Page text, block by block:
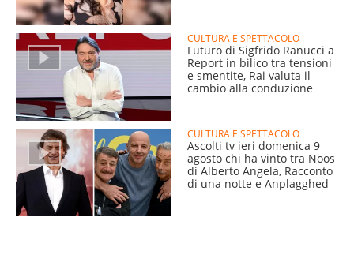
CULTURA E SPETTACOLO
Futuro di Sigfrido Ranucci a
Report in bilico tra tensioni
e smentite, Rai valuta il
cambio alla conduzione
CULTURA E SPETTACOLO
Ascolti tv ieri domenica 9
agosto chi ha vinto tra Noos
di Alberto Angela, Racconto
di una notte e Anplagghed